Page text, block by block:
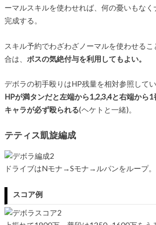
ーマルスキルを使わせれば、何の憂いもな
完成する。
スキル予約でわざわざノーマルを使わせる
合は、 ボスの気絶付与を利用してもよい。
デボラの初手殴りはHP残量を相対参照してい
HPが満タンだと左端から1,2,3,4と右端から
キャラが必ず殴られる(ヘケトと一緒)。
テティス凱旋編成
ドライブはNモナ→Sモナ→ルパンをループ
スコア例